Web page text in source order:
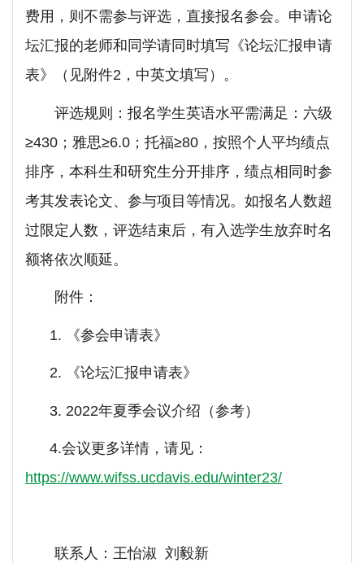
费用，则不需参与评选，直接报名参会。申请论
坛汇报的老师和同学请同时填写《论坛汇报申请
表》（见附件2，中英文填写）。
评选规则：报名学生英语水平需满足：六级
≥430；雅思≥6.0；托福≥80，按照个人平均绩点
排序，本科生和研究生分开排序，绩点相同时参
考其发表论文、参与项目等情况。如报名人数超
过限定人数，评选结束后，有入选学生放弃时名
额将依次顺延。
附件：
1. 《参会申请表》
2. 《论坛汇报申请表》
3. 2022年夏季会议介绍（参考）
4.会议更多详情，请见：
https://www.wifss.ucdavis.edu/winter23/
联系人：王怡淑 刘毅新